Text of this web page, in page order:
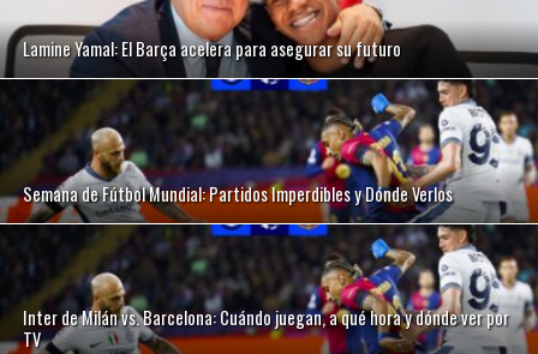
Lamine Yamal: El Barça acelera para asegurar su futuro
Semana de Fútbol Mundial: Partidos Imperdibles y Dónde Verlos
Inter de Milán vs. Barcelona: Cuándo juegan, a qué hora y dónde ver por
TV